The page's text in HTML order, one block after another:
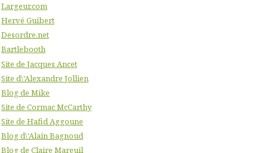
Largeur.com
Hervé Guibert
Desordre.net
Bartlebooth
Site de Jacques Ancet
Site d\'Alexandre Jollien
Blog de Mike
Site de Cormac McCarthy
Site de Hafid Aggoune
Blog d\'Alain Bagnoud
Blog de Claire Mareuil